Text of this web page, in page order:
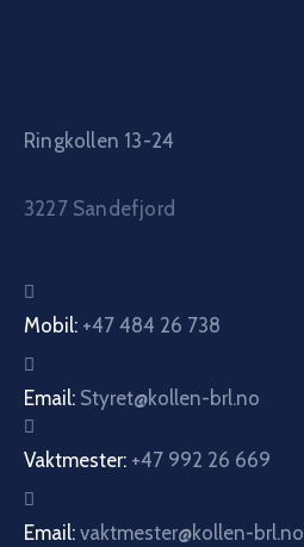
Ringkollen 13-24
3227 Sandefjord
Mobil: +47 484 26 738
Email: Styret@kollen-brl.no
Vaktmester: +47 992 26 669
Email: vaktmester@kollen-brl.no